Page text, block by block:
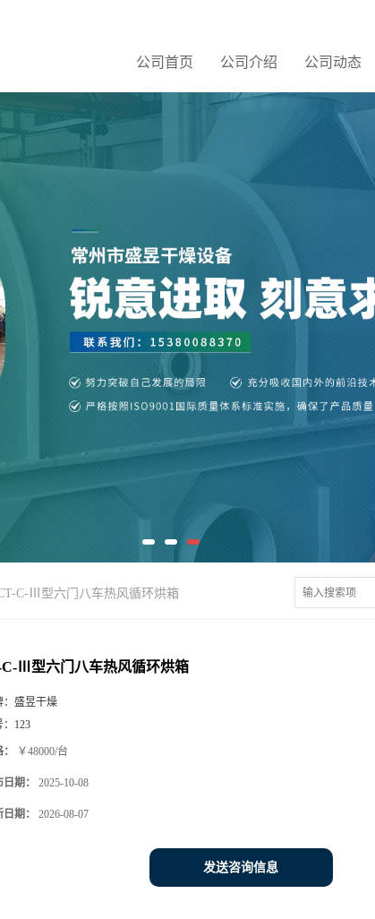
公司首页 公司介绍 公司动态
C-Ⅲ型六门八车热风循环烘箱
Ⅲ型六门八车热风循环烘箱
盛昱干燥
123
￥48000/台
期： 2025-10-08
期： 2026-08-07
发送咨询信息